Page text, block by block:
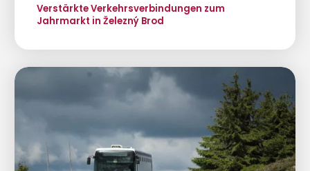
Verstärkte Verkehrsverbindungen zum
Jahrmarkt in Železný Brod